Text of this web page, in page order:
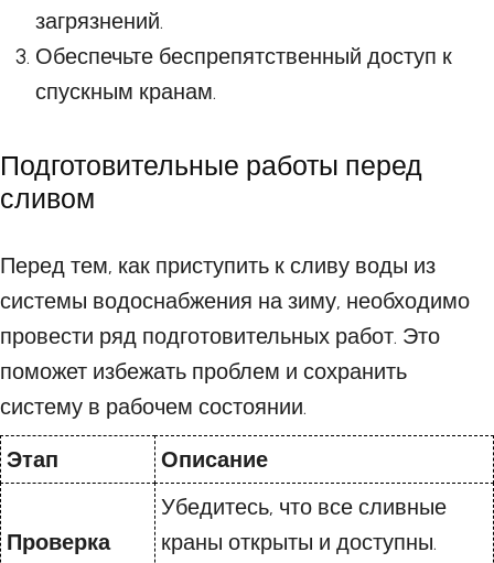
загрязнений.
Обеспечьте беспрепятственный доступ к
спускным кранам.
Подготовительные работы перед
сливом
Перед тем, как приступить к сливу воды из
системы водоснабжения на зиму, необходимо
провести ряд подготовительных работ. Это
поможет избежать проблем и сохранить
систему в рабочем состоянии.
Этап
Описание
Проверка
Убедитесь, что все сливные
краны открыты и доступны.